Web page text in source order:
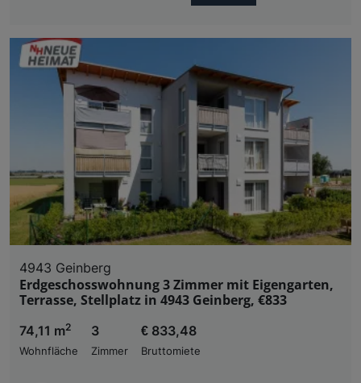
4943 Geinberg
Erdgeschosswohnung 3 Zimmer mit Eigengarten,
Terrasse, Stellplatz in 4943 Geinberg, €833
74,11 m2
Wohnfläche
3
Zimmer
€ 833,48
Bruttomiete